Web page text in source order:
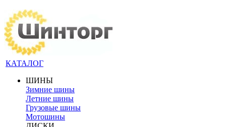
КАТАЛОГ
ШИНЫ
Зимние шины
Летние шины
Грузовые шины
Мотошины